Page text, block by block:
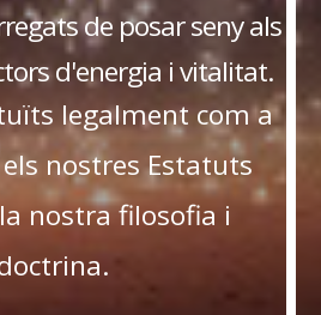
de posar seny als
d'energia i vitalitat.
legalment com a
nostres Estatuts
nostra filosofia i